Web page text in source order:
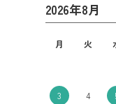
2026年8月
月 火
3 4